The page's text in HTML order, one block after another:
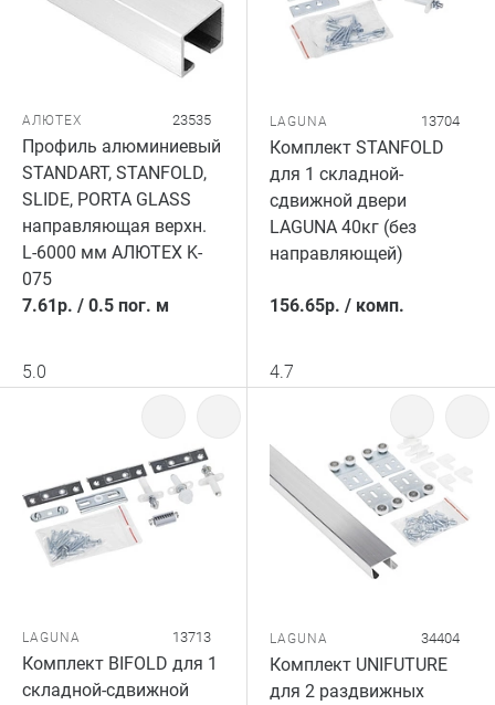
АЛЮТЕХ 23535
Профиль алюминиевый
STANDART, STANFOLD,
SLIDE, PORTA GLASS
направляющая верхн.
L-6000 мм АЛЮТЕХ K-
075
7.61р. / 0.5 пог. м
5.0
LAGUNA 13704
Комплект STANFOLD
для 1 складной-
сдвижной двери
LAGUNA 40кг (без
направляющей)
156.65р. / комп.
4.7
LAGUNA 13713
Комплект BIFOLD для 1
складной-сдвижной
LAGUNA 34404
Комплект UNIFUTURE
для 2 раздвижных